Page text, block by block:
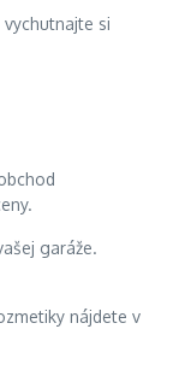
si
garáže.
nájdete v